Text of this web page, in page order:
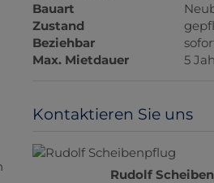
Bauart
Zustand
Beziehbar
Max. Mietdauer
5
Kontaktieren Sie uns
Rudolf